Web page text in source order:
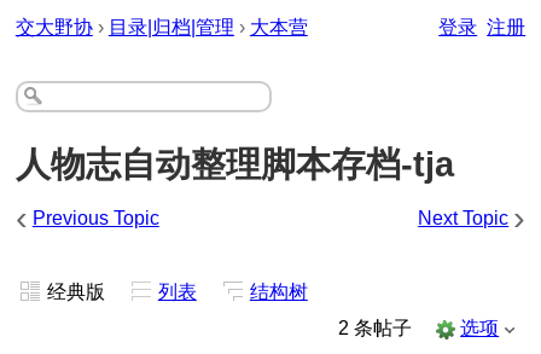
交大野协 › 目录|归档|管理 › 大本营 登录 注册
人物志自动整理脚本存档-tja
‹ Previous Topic Next Topic ›
经典版 列表
结构树
2 条帖子
选项